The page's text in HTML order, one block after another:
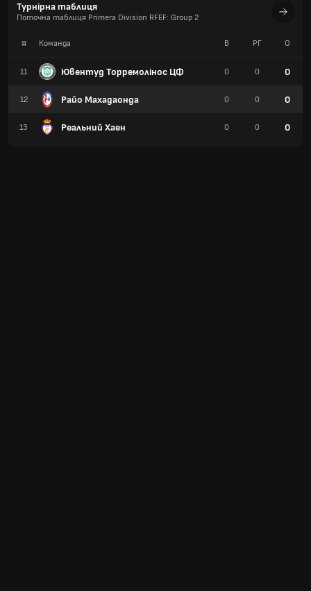
Турнірна таблиця
Поточна таблиця Primera Division RFEF: Group 2
# Команда
11 Ювентуд Торремолінос ЦФ
12 Райо Махадаонда
13 Реальний Хаен
В РГ О
0 0 0
0 0 0
0 0 0